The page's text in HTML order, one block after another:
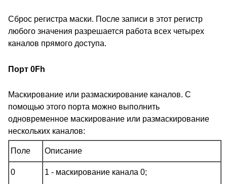
Сброс регистра маски. После записи в этот регистр
любого значения разрешается работа всех четырех
каналов прямого доступа.
Порт 0Fh
Маскирование или размаскирование каналов. С
помощью этого порта можно выполнить
одновременное маскирование или размаскирование
нескольких каналов:
Поле Описание
0
1 - маскирование канала 0;